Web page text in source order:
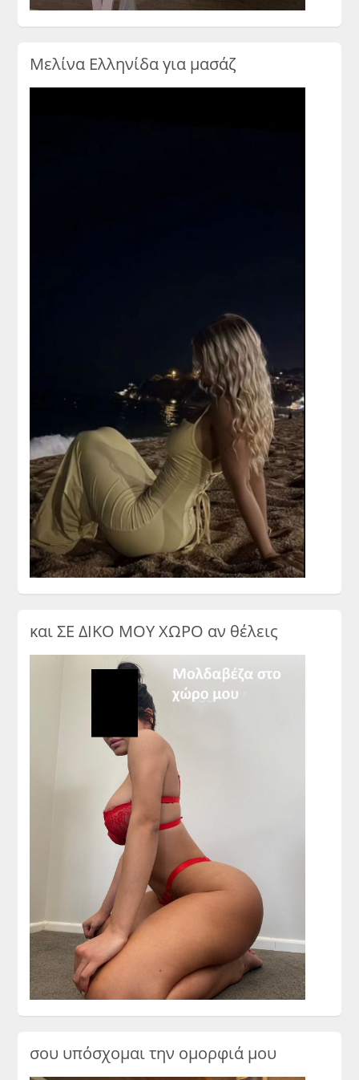
Μελίνα Ελληνίδα για μασάζ
και ΣΕ ΔΙΚΟ ΜΟΥ ΧΩΡΟ αν θέλεις
σου υπόσχομαι την ομορφιά μου